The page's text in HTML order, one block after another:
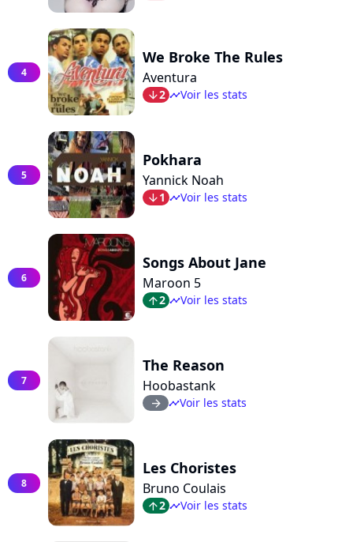
4
We Broke The Rules
Aventura
arrow_bot2 timelineVoir les stats
5
Pokhara
Yannick Noah
arrow_bot1 timelineVoir les stats
6
Songs About Jane
Maroon 5
arrow_top2 timelineVoir les stats
7
The Reason
Hoobastank
arrow_right timelineVoir les stats
8
Les Choristes
Bruno Coulais
arrow_top2 timelineVoir les stats